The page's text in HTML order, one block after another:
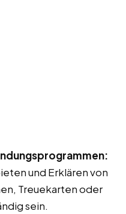
und Erklären von
Treuekarten oder
sein.